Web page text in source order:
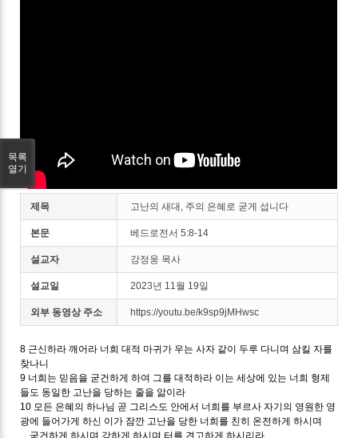
제목 고난의 새대, 주의 은혜로 굳게 섭니다
본문 베드로전서 5:8-14
설교자 강정웅 목사
설교일 2023년 11월 19일
외부 동영상 주소 https://youtu.be/k9sp9jMHwsc
8 근신하라 깨어라 너희 대적 마귀가 우는 사자 같이 두루 다니며 삼킬 자를
찾나니
9 너희는 믿음을 굳건하게 하여 그를 대적하라 이는 세상에 있는 너희 형제
들도 동일한 고난을 당하는 줄을 앎이라
10 모든 은혜의 하나님 곧 그리스도 안에서 너희를 부르사 자기의 영원한 영
광에 들어가게 하신 이가 잠깐 고난을 당한 너희를 친히 온전하게 하시며
굳건하게 하시며 강하게 하시며 터를 견고하게 하시리라
목록
열기